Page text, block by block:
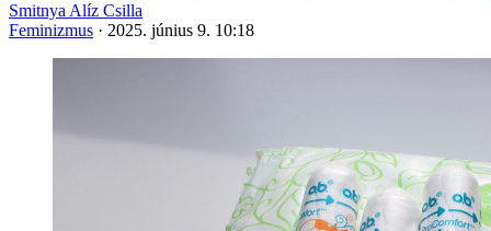
Smitnya Alíz Csilla
Feminizmus · 2025. június 9. 10:18